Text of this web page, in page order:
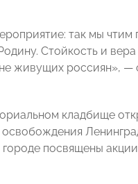
так мы чтим
Стойкость и
живущих россиян», —
кладбище
посвящены